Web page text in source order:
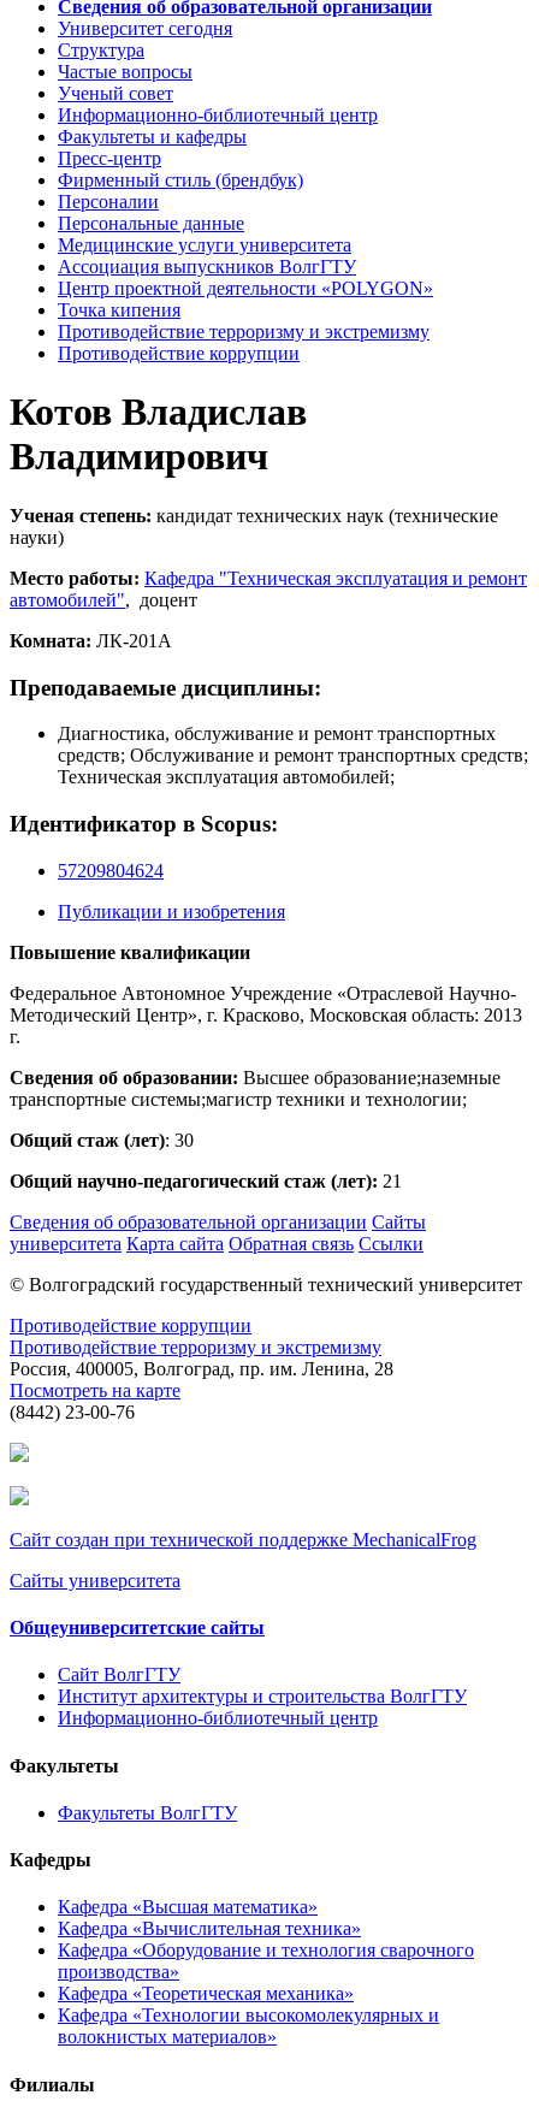
Сведения об образовательной организации
Университет сегодня
Структура
Частые вопросы
Ученый совет
Информационно-библиотечный центр
Факультеты и кафедры
Пресс-центр
Фирменный стиль (брендбук)
Персоналии
Персональные данные
Медицинские услуги университета
Ассоциация выпускников ВолгГТУ
Центр проектной деятельности «POLYGON»
Точка кипения
Противодействие терроризму и экстремизму
Противодействие коррупции
Котов Владислав
Владимирович
Ученая степень: кандидат технических наук (технические
науки)
Место работы: Кафедра "Техническая эксплуатация и ремонт
автомобилей", доцент
Комната: ЛК-201А
Преподаваемые дисциплины:
Диагностика, обслуживание и ремонт транспортных
средств; Обслуживание и ремонт транспортных средств;
Техническая эксплуатация автомобилей;
Идентификатор в Scopus:
57209804624
Публикации и изобретения
Повышение квалификации
Федеральное Автономное Учреждение «Отраслевой Научно-
Методический Центр», г. Красково, Московская область: 2013
г.
Сведения об образовании: Высшее образование;наземные
транспортные системы;магистр техники и технологии;
Общий стаж (лет): 30
Общий научно-педагогический стаж (лет): 21
Сведения об образовательной организации Сайты
университета Карта сайта Обратная связь Ссылки
© Волгоградский государственный технический университет
Противодействие коррупции
Противодействие терроризму и экстремизму
Россия, 400005, Волгоград, пр. им. Ленина, 28
Посмотреть на карте
(8442) 23-00-76
Сайт создан при технической поддержке MechanicalFrog
Сайты университета
Общеуниверситетские сайты
Сайт ВолгГТУ
Институт архитектуры и строительства ВолгГТУ
Информационно-библиотечный центр
Факультеты
Факультеты ВолгГТУ
Кафедры
Кафедра «Высшая математика»
Кафедра «Вычислительная техника»
Кафедра «Оборудование и технология сварочного
производства»
Кафедра «Теоретическая механика»
Кафедра «Технологии высокомолекулярных и
волокнистых материалов»
Филиалы